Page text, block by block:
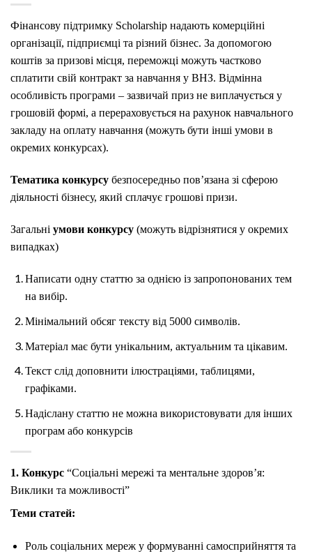
Фінансову підтримку Scholarship надають комерційні
організації, підприємці та різний бізнес. За допомогою
коштів за призові місця, переможці можуть частково
сплатити свій контракт за навчання у ВНЗ. Відмінна
особливість програми – зазвичай приз не виплачується у
грошовій формі, а перераховується на рахунок навчального
закладу на оплату навчання (можуть бути інші умови в
окремих конкурсах).
Тематика конкурсу безпосередньо пов’язана зі сферою
діяльності бізнесу, який сплачує грошові призи.
Загальні умови конкурсу (можуть відрізнятися у окремих
випадках)
Написати одну статтю за однією із запропонованих тем
на вибір.
Мінімальний обсяг тексту від 5000 символів.
Матеріал має бути унікальним, актуальним та цікавим.
Текст слід доповнити ілюстраціями, таблицями,
графіками.
Надіслану статтю не можна використовувати для інших
програм або конкурсів
1. Конкурс “Соціальні мережі та ментальне здоров’я:
Виклики та можливості”
Теми статей:
Роль соціальних мереж у формуванні самосприйняття та